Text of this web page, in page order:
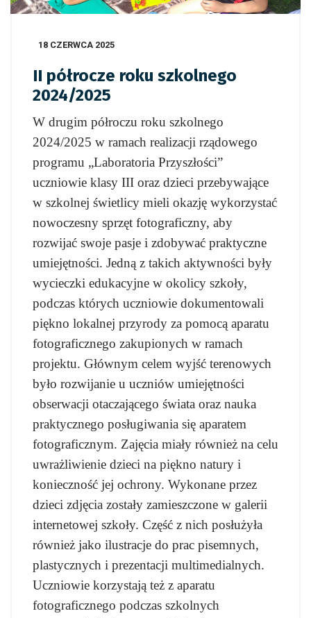
18 CZERWCA 2025
II półrocze roku szkolnego
2024/2025
W drugim półroczu roku szkolnego
2024/2025 w ramach realizacji rządowego
programu „Laboratoria Przyszłości”
uczniowie klasy III oraz dzieci przebywające
w szkolnej świetlicy mieli okazję wykorzystać
nowoczesny sprzęt fotograficzny, aby
rozwijać swoje pasje i zdobywać praktyczne
umiejętności. Jedną z takich aktywności były
wycieczki edukacyjne w okolicy szkoły,
podczas których uczniowie dokumentowali
piękno lokalnej przyrody za pomocą aparatu
fotograficznego zakupionych w ramach
projektu. Głównym celem wyjść terenowych
było rozwijanie u uczniów umiejętności
obserwacji otaczającego świata oraz nauka
praktycznego posługiwania się aparatem
fotograficznym. Zajęcia miały również na celu
uwrażliwienie dzieci na piękno natury i
konieczność jej ochrony. Wykonane przez
dzieci zdjęcia zostały zamieszczone w galerii
internetowej szkoły. Część z nich posłużyła
również jako ilustracje do prac pisemnych,
plastycznych i prezentacji multimedialnych.
Uczniowie korzystają też z aparatu
fotograficznego podczas szkolnych